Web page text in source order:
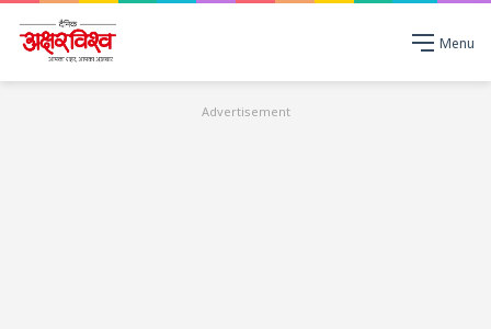
Menu
Advertisement